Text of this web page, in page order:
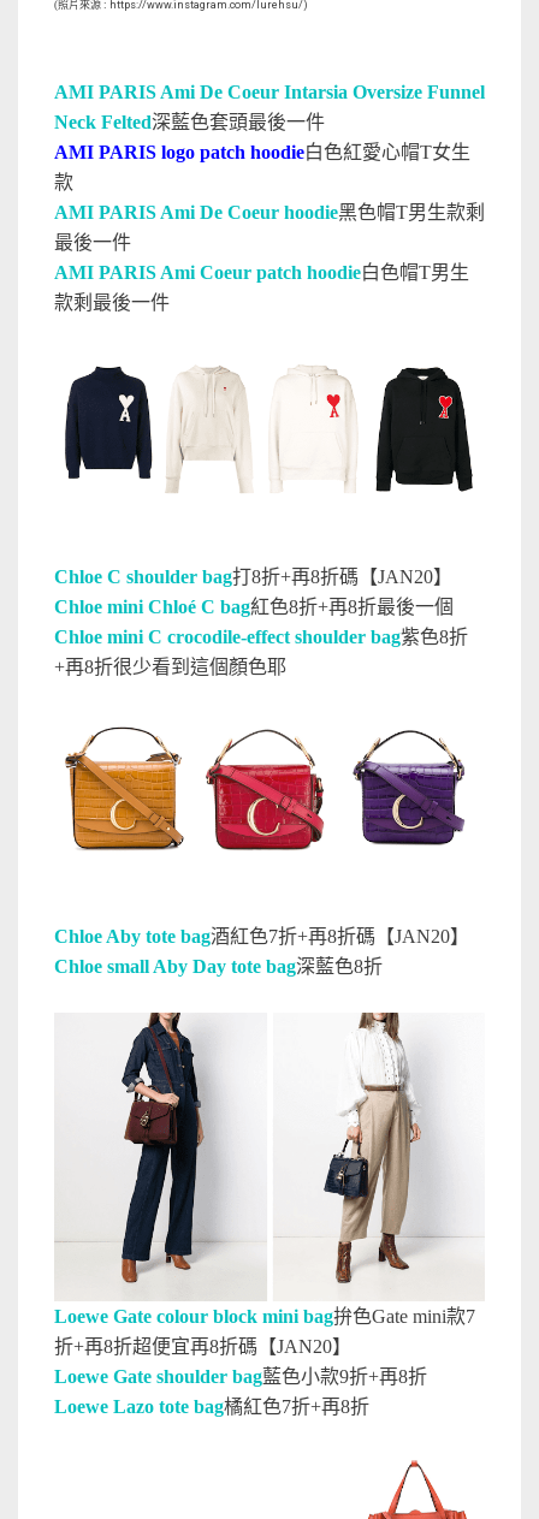
(照片來源 : https://www.instagram.com/lurehsu/)
AMI PARIS Ami De Coeur Intarsia Oversize Funnel
Neck Felted深藍色套頭最後一件
AMI PARIS logo patch hoodie白色紅愛心帽T女生
款
AMI PARIS Ami De Coeur hoodie黑色帽T男生款剩
最後一件
AMI PARIS Ami Coeur patch hoodie白色帽T男生
款剩最後一件
Chloe C shoulder bag打8折+再8折碼【JAN20】
Chloe mini Chloé C bag紅色8折+再8折最後一個
Chloe mini C crocodile-effect shoulder bag紫色8折
+再8折很少看到這個顏色耶
Chloe Aby tote bag酒紅色7折+再8折碼【JAN20】
Chloe small Aby Day tote bag深藍色8折
Loewe Gate colour block mini bag拚色Gate mini款7
折+再8折超便宜再8折碼【JAN20】
Loewe Gate shoulder bag藍色小款9折+再8折
Loewe Lazo tote bag橘紅色7折+再8折